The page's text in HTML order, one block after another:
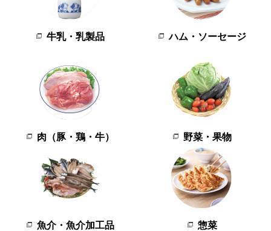
牛乳・乳製品 ハム・ソーセージ
肉（豚・鶏・牛） 野菜・果物
魚介・魚介加工品 惣菜